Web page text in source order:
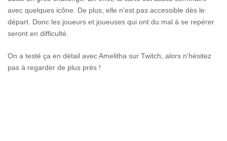
avec quelques icône. De plus, elle n’est pas accessible dès le
départ. Donc les joueurs et joueuses qui ont du mal à se repérer
seront en difficulté.
On a testé ça en détail avec Amelitha sur Twitch, alors n’hésitez
pas à regarder de plus près !